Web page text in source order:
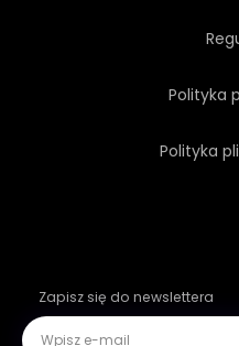
Polityka
Polityka
Zapisz się do newslettera